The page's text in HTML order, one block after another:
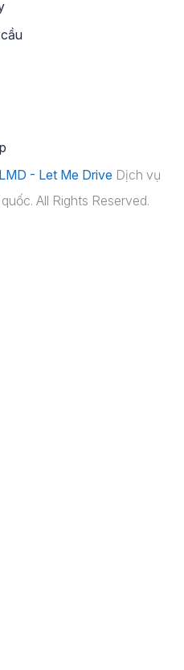
LMD - Let Me Drive Dịch vụ
All Rights Reserved.